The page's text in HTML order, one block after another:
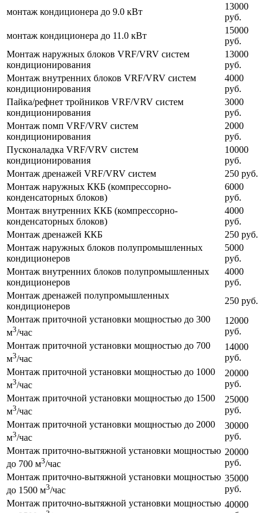
монтаж кондиционера до 9.0 кВт
13000
руб.
монтаж кондиционера до 11.0 кВт
15000
руб.
Монтаж наружных блоков VRF/VRV систем
кондиционирования
13000
руб.
Монтаж внутренних блоков VRF/VRV систем
кондиционирования
4000
руб.
Пайка/рефнет тройников VRF/VRV систем
кондиционирования
3000
руб.
Монтаж помп VRF/VRV систем
кондиционирования
2000
руб.
Пусконаладка VRF/VRV систем
кондиционирования
10000
руб.
Монтаж дренажей VRF/VRV систем
250 руб.
Монтаж наружных ККБ (компрессорно-
конденсаторных блоков)
6000
руб.
Монтаж внутренних ККБ (компрессорно-
конденсаторных блоков)
4000
руб.
Монтаж дренажей ККБ
250 руб.
Монтаж наружных блоков полупромышленных
кондиционеров
5000
руб.
Монтаж внутренних блоков полупромышленных
кондиционеров
4000
руб.
Монтаж дренажей полупромышленных
кондиционеров
250 руб.
Монтаж приточной установки мощностью до 300
м3/час
12000
руб.
Монтаж приточной установки мощностью до 700
м3/час
14000
руб.
Монтаж приточной установки мощностью до 1000
м3/час
20000
руб.
Монтаж приточной установки мощностью до 1500
м3/час
25000
руб.
Монтаж приточной установки мощностью до 2000
м3/час
30000
руб.
Монтаж приточно-вытяжной установки мощностью
до 700 м3/час
20000
руб.
Монтаж приточно-вытяжной установки мощностью
до 1500 м3/час
35000
руб.
Монтаж приточно-вытяжной установки мощностью 40000